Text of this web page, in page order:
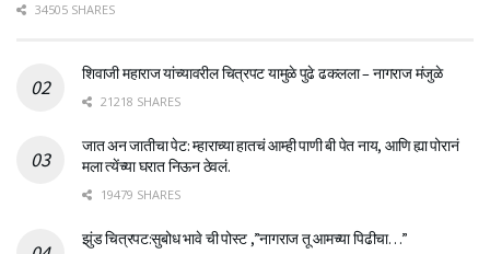
34505 SHARES
शिवाजी महाराज यांच्यावरील चित्रपट यामुळे पुढे ढकलला – नागराज मंजुळे
21218 SHARES
जात अन जातीचा पेट: म्हाराच्या हातचं आम्ही पाणी बी पेत नाय, आणि ह्या पोरानं
मला त्येंच्या घरात निऊन ठेवलं.
19479 SHARES
झुंड चित्रपट:सुबोध भावे ची पोस्ट ,”नागराज तू आमच्या पिढीचा…”